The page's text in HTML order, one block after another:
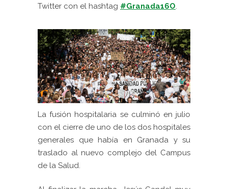
Twitter con el hashtag #Granada16O.
La fusión hospitalaria se culminó en julio
con el cierre de uno de los dos hospitales
generales que había en Granada y su
traslado al nuevo complejo del Campus
de la Salud.